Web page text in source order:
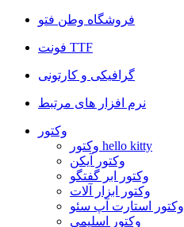
فروشگاه وطن فتو
فونت TTF
گرافیکی و کارتونی
نرم افزار های مرتبط
وکتور
وکتور hello kitty
وکتور آیکن
وکتور ابر گفتگو
وکتور ابزار آلات
وکتور استارت آپ سئو
وکتور اسلیمی